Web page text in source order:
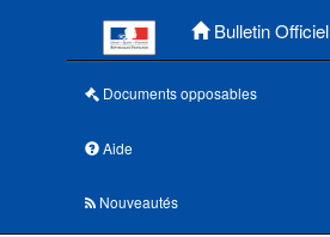
Bulletin Officiel
Documents opposables
Aide
Nouveautés